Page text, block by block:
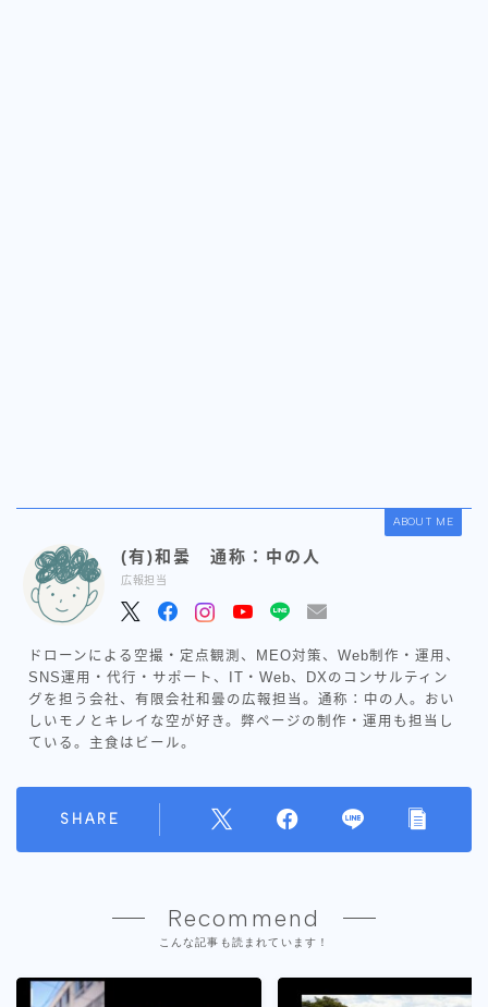
ABOUT ME
(有)和曇 通称：中の人
広報担当
ドローンによる空撮・定点観測、MEO対策、Web制作・運用、
SNS運用・代行・サポート、IT・Web、DXのコンサルティン
グを担う会社、有限会社和曇の広報担当。通称：中の人。おい
しいモノとキレイな空が好き。弊ページの制作・運用も担当し
ている。主食はビール。
SHARE
Recommend
こんな記事も読まれています！